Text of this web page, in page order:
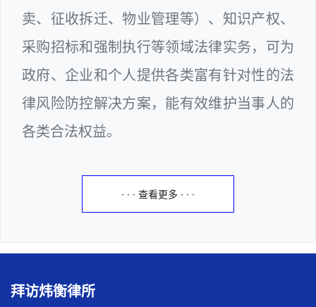
卖、征收拆迁、物业管理等）、知识产权、
采购招标和强制执行等领域法律实务，可为
政府、企业和个人提供各类富有针对性的法
律风险防控解决方案，能有效维护当事人的
各类合法权益。
· · · 查看更多 · · ·
拜访炜衡律所